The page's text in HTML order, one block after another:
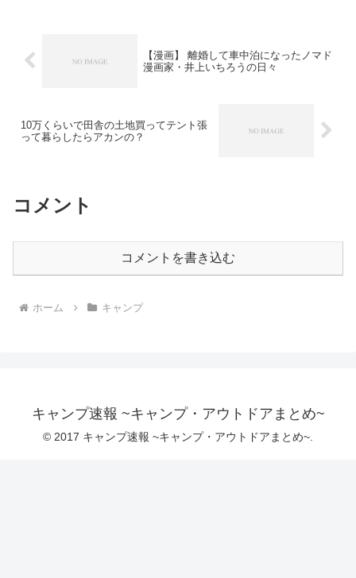
【漫画】 離婚して車中泊になったノマド
漫画家・井上いちろうの日々
10万くらいで田舎の土地買ってテント張
って暮らしたらアカンの？
コメント
コメントを書き込む
ホーム キャンプ
キャンプ速報 ~キャンプ・アウトドアまとめ~
© 2017 キャンプ速報 ~キャンプ・アウトドアまとめ~.